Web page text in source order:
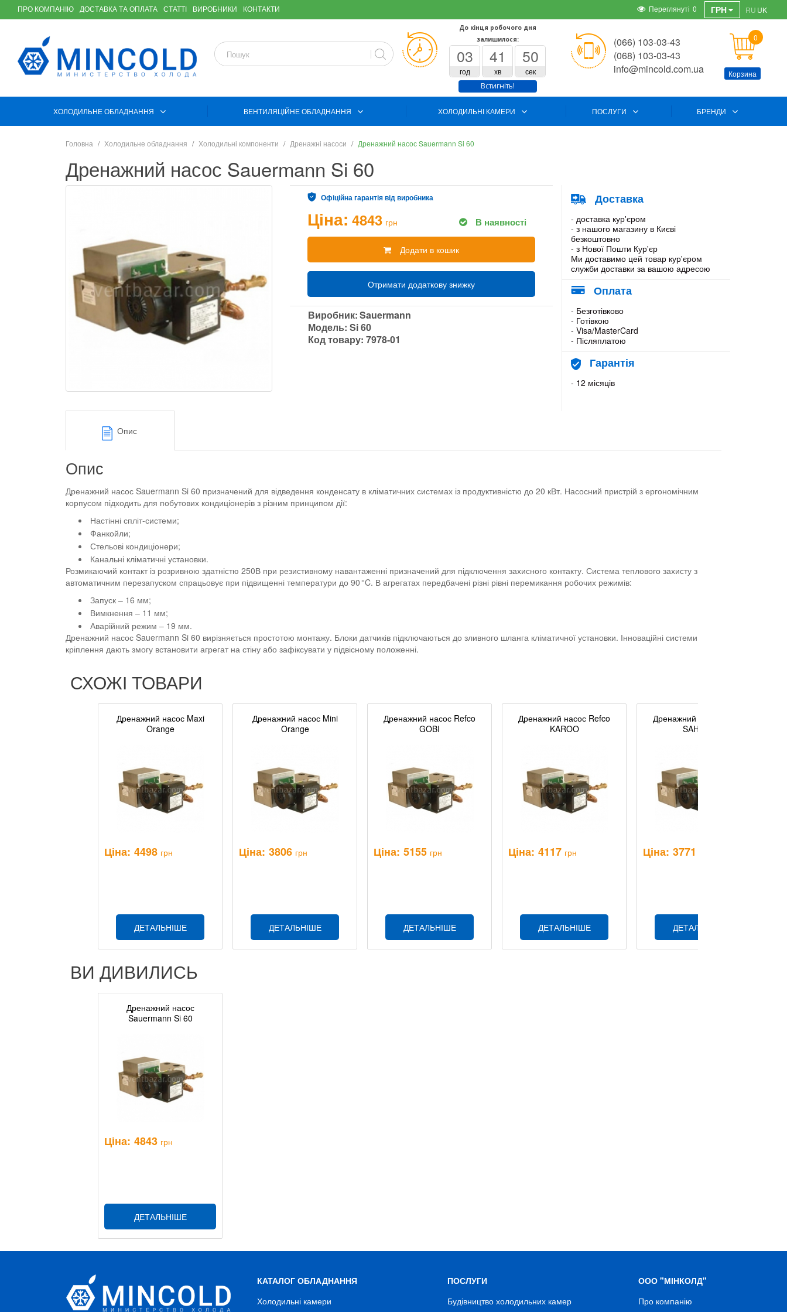
ПРО КОМПАНІЮ ДОСТАВКА ТА ОПЛАТА СТАТТІ ВИРОБНИКИ КОНТАКТИ ГРН RU UK
Переглянуті 0
До кінця робочого дня
залишилося:
03
год
41
хв
50
сек
Встигніть!
(066) 103-03-43
(068) 103-03-43
info@mincold.com.ua
0
Корзина
ХОЛОДИЛЬНЕ ОБЛАДНАННЯ ВЕНТИЛЯЦІЙНЕ ОБЛАДНАННЯ ХОЛОДИЛЬНІ КАМЕРИ ПОСЛУГИ БРЕНДИ
Головна Холодильне обладнання Холодильні компоненти Дренажні насоси Дренажний насос Sauermann Si 60
Дренажний насос Sauermann Si 60
Офіційна гарантія від виробника
Ціна: 4843 грн В наявності
Додати в кошик
Отримати додаткову знижку
Виробник:Sauermann
Модель:Si 60
Код товару:7978-01
Доставка
- доставка кур'єром
- з нашого магазину в Києві
безкоштовно
- з Нової Пошти Кур'єр
Ми доставимо цей товар кур'єром
служби доставки за вашою адресою
Оплата
- Безготівково
- Готівкою
- Visa/MasterCard
- Післяплатою
Гарантія
- 12 місяців
Опис
Опис
Дренажний насос Sauermann Si 60 призначений для відведення конденсату в кліматичних системах із продуктивністю до 20 кВт. Насосний пристрій з ергономічним
корпусом підходить для побутових кондиціонерів з різним принципом дії:
Настінні спліт-системи;
Фанкойли;
Стельові кондиціонери;
Канальні кліматичні установки.
Розмикаючий контакт із розривною здатністю 250В при резистивному навантаженні призначений для підключення захисного контакту. Система теплового захисту з
автоматичним перезапуском спрацьовує при підвищенні температури до 90 °C. В агрегатах передбачені різні рівні перемикання робочих режимів:
Запуск – 16 мм;
Вимкнення – 11 мм;
Аварійний режим – 19 мм.
Дренажний насос Sauermann Si 60 вирізняється простотою монтажу. Блоки датчиків підключаються до зливного шланга кліматичної установки. Інноваційні системи
кріплення дають змогу встановити агрегат на стіну або зафіксувати у підвісному положенні.
СХОЖІ ТОВАРИ
Дренажний насос Maxi
Orange
Ціна: 4498 грн
ДЕТАЛЬНІШЕ
Дренажний насос Mini
Orange
Ціна: 3806 грн
ДЕТАЛЬНІШЕ
Дренажний насос Refco
GOBI
Ціна: 5155 грн
ДЕТАЛЬНІШЕ
Дренажний насос Refco
KAROO
Ціна: 4117 грн
ДЕТАЛЬНІШЕ
Дренажний насос Refco
SAHARA
Ціна: 3771
ДЕТАЛЬНІШЕ
ВИ ДИВИЛИСЬ
Дренажний насос
Sauermann Si 60
Ціна: 4843 грн
ДЕТАЛЬНІШЕ
КАТАЛОГ ОБЛАДНАННЯ
Холодильні камери
ПОСЛУГИ
Будівництво холодильних камер
ООО "МІНКОЛД"
Про компанію